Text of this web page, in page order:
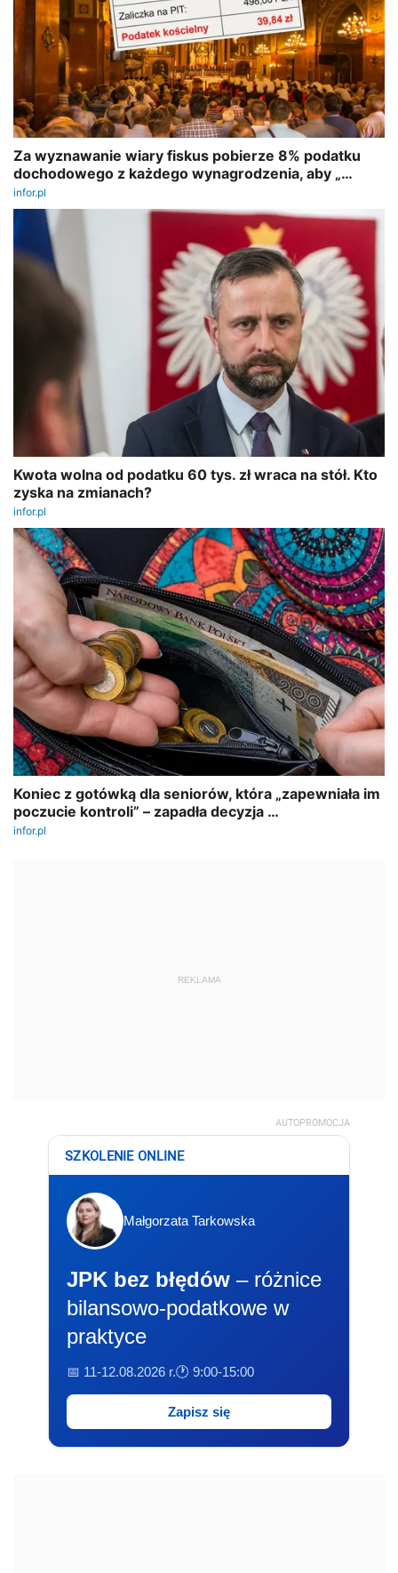
REKLAMA
AUTOPROMOCJA
SZKOLENIE ONLINE
Małgorzata Tarkowska
JPK bez błędów – różnice
bilansowo-podatkowe w
praktyce
📅 11-12.08.2026 r.🕐 9:00-15:00
Zapisz się